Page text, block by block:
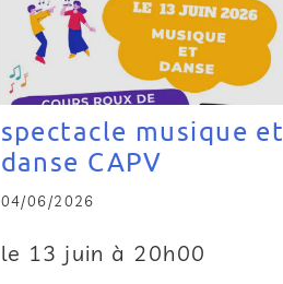
spectacle musique et
danse CAPV
04/06/2026
le 13 juin à 20h00